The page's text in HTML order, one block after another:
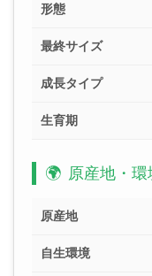
形態
最終サイズ
成長タイプ
生育期
🌍 原産地・環
原産地
自生環境